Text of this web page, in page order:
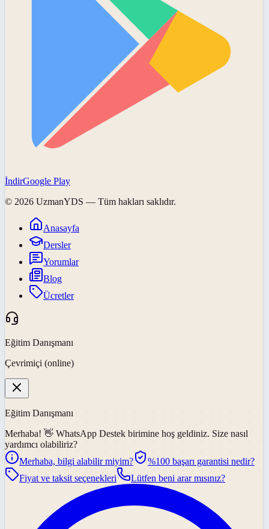
İndirGoogle Play
© 2026 UzmanYDS — Tüm hakları saklıdır.
Anasayfa
Dersler
Yorumlar
Blog
Ücretler
Eğitim Danışmanı
Çevrimiçi (online)
Eğitim Danışmanı
Merhaba! 👋 WhatsApp Destek birimine hoş geldiniz. Size nasıl
yardımcı olabiliriz?
Merhaba, bilgi alabilir miyim?
%100 başarı garantisi nedir?
Fiyat ve taksit seçenekleri
Lütfen beni arar mısınız?